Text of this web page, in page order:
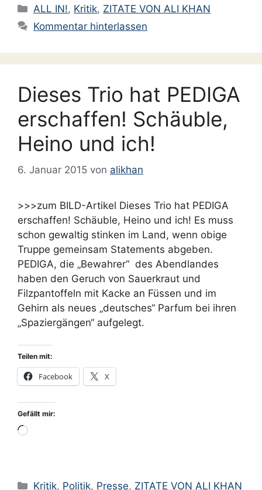
Kategorien
ALL IN!, Kritik, ZITATE VON ALI KHAN
Kommentar hinterlassen
Dieses Trio hat PEDIGA
erschaffen! Schäuble,
Heino und ich!
6. Januar 2015 von alikhan
>>>zum BILD-Artikel Dieses Trio hat PEDIGA
erschaffen! Schäuble, Heino und ich! Es muss
schon gewaltig stinken im Land, wenn obige
Truppe gemeinsam Statements abgeben.
PEDIGA, die „Bewahrer“ des Abendlandes
haben den Geruch von Sauerkraut und
Filzpantoffeln mit Kacke an Füssen und im
Gehirn als neues „deutsches“ Parfum bei ihren
„Spaziergängen“ aufgelegt.
Teilen mit:
Facebook X
Gefällt mir:
Wird
Kategorien
Kritik, Politik, Presse, ZITATE VON ALI KHAN
Mai 2026
Februar 2026
Oktober 2025
Juli 2025
Juni 2025
Mai 2025
März 2025
Februar 2025
Januar 2025
August 2024